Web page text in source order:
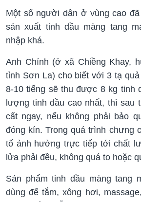
Một số người dân ở vùng cao
sản xuất tinh dầu màng tang
nhập khá.
Anh Chính (ở xã Chiềng Khay,
tỉnh Sơn La) cho biết với 3 tạ
8-10 tiếng sẽ thu được 8 kg tinh
lượng tinh dầu cao nhất, thì sau
cất ngay, nếu không phải bảo
đóng kín. Trong quá trình chưng
tố ảnh hưởng trực tiếp tới chất
lửa phải đều, không quá to hoặc
Sản phẩm tinh dầu màng tang
dùng để tắm, xông hơi,